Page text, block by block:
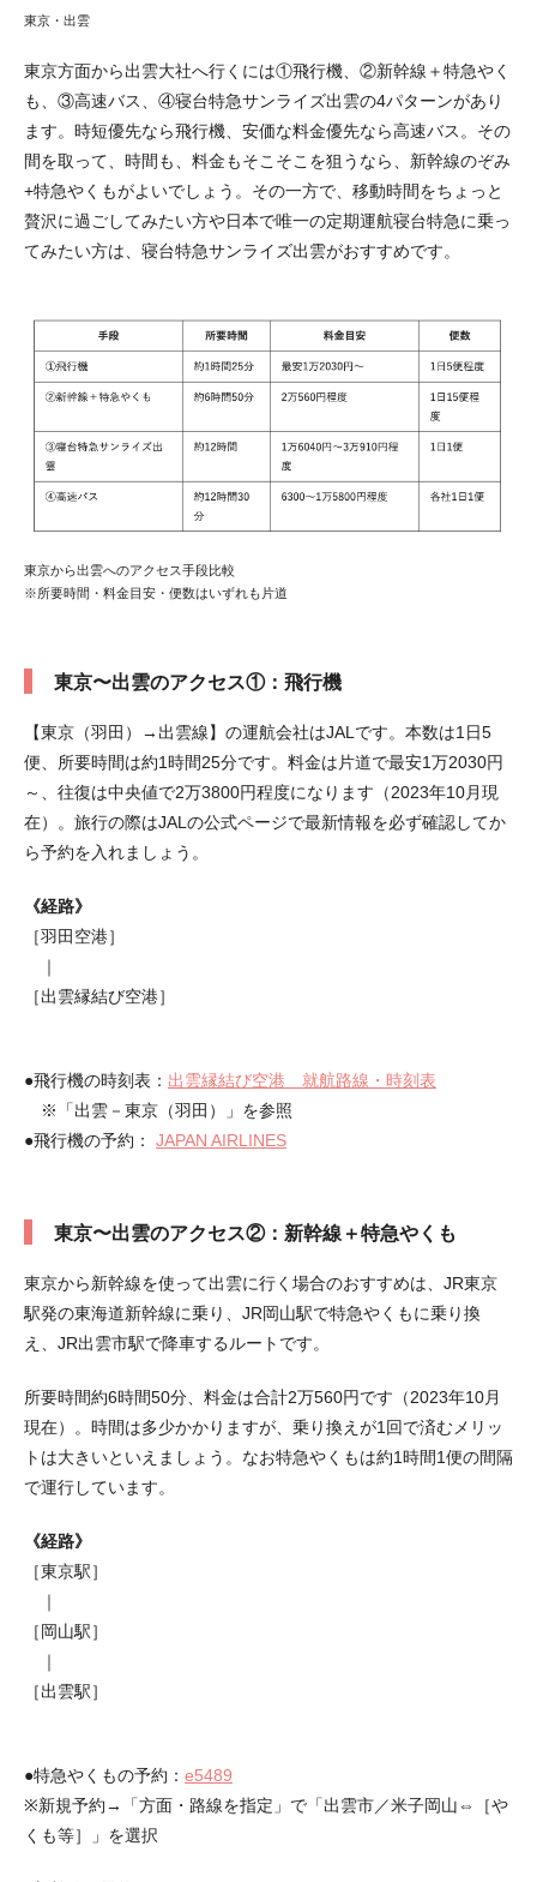
東京・出雲
東京方面から出雲大社へ行くには①飛行機、②新幹線＋特急やく
も、③高速バス、④寝台特急サンライズ出雲の4パターンがあり
ます。時短優先なら飛行機、安価な料金優先なら高速バス。その
間を取って、時間も、料金もそこそこを狙うなら、新幹線のぞみ
+特急やくもがよいでしょう。その一方で、移動時間をちょっと
贅沢に過ごしてみたい方や日本で唯一の定期運航寝台特急に乗っ
てみたい方は、寝台特急サンライズ出雲がおすすめです。
東京から出雲へのアクセス手段比較
※所要時間・料金目安・便数はいずれも片道
東京〜出雲のアクセス①：飛行機
【東京（羽田）→出雲線】の運航会社はJALです。本数は1日5
便、所要時間は約1時間25分です。料金は片道で最安1万2030円
～、往復は中央値で2万3800円程度になります（2023年10月現
在）。旅行の際はJALの公式ページで最新情報を必ず確認してか
ら予約を入れましょう。
《経路》
［羽田空港］
｜
［出雲縁結び空港］
●飛行機の時刻表： 出雲縁結び空港 就航路線・時刻表
※「出雲－東京（羽田）」を参照
●飛行機の予約： JAPAN AIRLINES
東京〜出雲のアクセス②：新幹線＋特急やくも
東京から新幹線を使って出雲に行く場合のおすすめは、JR東京
駅発の東海道新幹線に乗り、JR岡山駅で特急やくもに乗り換
え、JR出雲市駅で降車するルートです。
所要時間約6時間50分、料金は合計2万560円です（2023年10月
現在）。時間は多少かかりますが、乗り換えが1回で済むメリッ
トは大きいといえましょう。なお特急やくもは約1時間1便の間隔
で運行しています。
《経路》
［東京駅］
｜
［岡山駅］
｜
［出雲駅］
●特急やくもの予約： e5489
※新規予約→「方面・路線を指定」で「出雲市／米子岡山⇔［や
くも等］」を選択